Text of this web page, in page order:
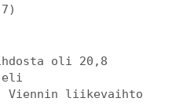
oli 20,8
eli
Viennin liikevaihto